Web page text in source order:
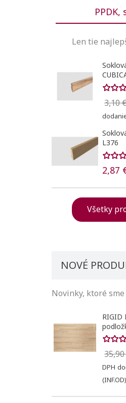
PPDK,
Len tie
3,10
L376
2,87
Všetky
NOVÉ
Novinky, ktoré
RIGID
DPH
(INF.OD)